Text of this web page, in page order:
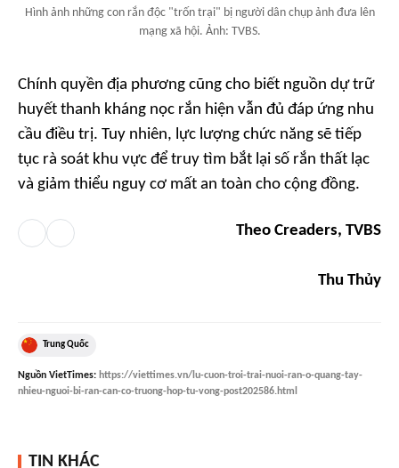
Hình ảnh những con rắn độc "trốn trại" bị người dân chụp ảnh đưa lên
mạng xã hội. Ảnh: TVBS.
Chính quyền địa phương cũng cho biết nguồn dự trữ
huyết thanh kháng nọc rắn hiện vẫn đủ đáp ứng nhu
cầu điều trị. Tuy nhiên, lực lượng chức năng sẽ tiếp
tục rà soát khu vực để truy tìm bắt lại số rắn thất lạc
và giảm thiểu nguy cơ mất an toàn cho cộng đồng.
Theo Creaders, TVBS
Thu Thủy
Trung Quốc
Nguồn VietTimes: https://viettimes.vn/lu-cuon-troi-trai-nuoi-ran-o-quang-tay-
nhieu-nguoi-bi-ran-can-co-truong-hop-tu-vong-post202586.html
TIN KHÁC